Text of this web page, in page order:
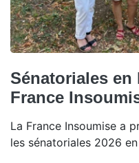
Sénatoriales en
France
La France Insoumise a
les sénatoriales 2026